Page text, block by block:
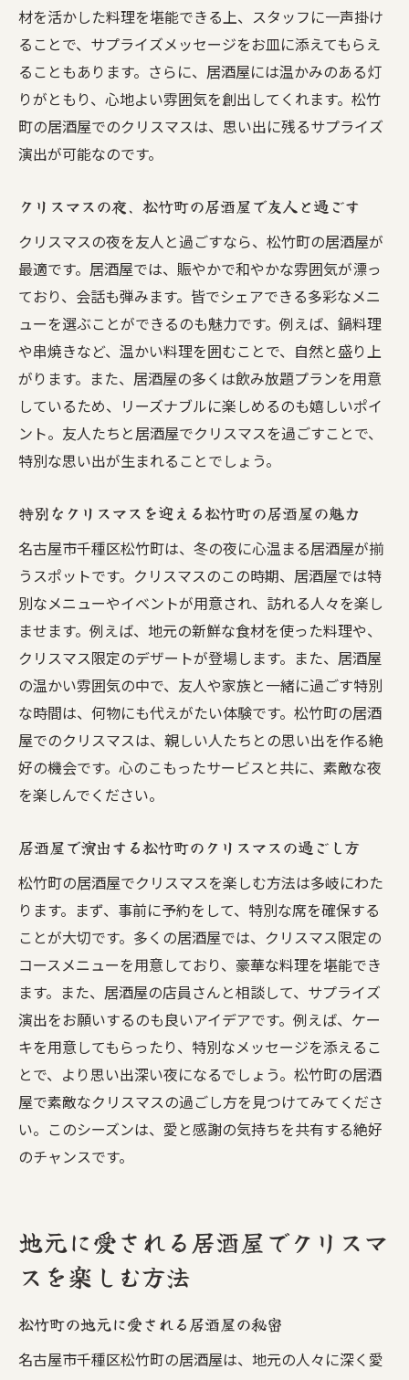
材を活かした料理を堪能できる上、スタッフに一声掛け
ることで、サプライズメッセージをお皿に添えてもらえ
ることもあります。さらに、居酒屋には温かみのある灯
りがともり、心地よい雰囲気を創出してくれます。松竹
町の居酒屋でのクリスマスは、思い出に残るサプライズ
演出が可能なのです。
クリスマスの夜、松竹町の居酒屋で友人と過ごす
クリスマスの夜を友人と過ごすなら、松竹町の居酒屋が
最適です。居酒屋では、賑やかで和やかな雰囲気が漂っ
ており、会話も弾みます。皆でシェアできる多彩なメニ
ューを選ぶことができるのも魅力です。例えば、鍋料理
や串焼きなど、温かい料理を囲むことで、自然と盛り上
がります。また、居酒屋の多くは飲み放題プランを用意
しているため、リーズナブルに楽しめるのも嬉しいポイ
ント。友人たちと居酒屋でクリスマスを過ごすことで、
特別な思い出が生まれることでしょう。
特別なクリスマスを迎える松竹町の居酒屋の魅力
名古屋市千種区松竹町は、冬の夜に心温まる居酒屋が揃
うスポットです。クリスマスのこの時期、居酒屋では特
別なメニューやイベントが用意され、訪れる人々を楽し
ませます。例えば、地元の新鮮な食材を使った料理や、
クリスマス限定のデザートが登場します。また、居酒屋
の温かい雰囲気の中で、友人や家族と一緒に過ごす特別
な時間は、何物にも代えがたい体験です。松竹町の居酒
屋でのクリスマスは、親しい人たちとの思い出を作る絶
好の機会です。心のこもったサービスと共に、素敵な夜
を楽しんでください。
居酒屋で演出する松竹町のクリスマスの過ごし方
松竹町の居酒屋でクリスマスを楽しむ方法は多岐にわた
ります。まず、事前に予約をして、特別な席を確保する
ことが大切です。多くの居酒屋では、クリスマス限定の
コースメニューを用意しており、豪華な料理を堪能でき
ます。また、居酒屋の店員さんと相談して、サプライズ
演出をお願いするのも良いアイデアです。例えば、ケー
キを用意してもらったり、特別なメッセージを添えるこ
とで、より思い出深い夜になるでしょう。松竹町の居酒
屋で素敵なクリスマスの過ごし方を見つけてみてくださ
い。このシーズンは、愛と感謝の気持ちを共有する絶好
のチャンスです。
地元に愛される居酒屋でクリスマ
スを楽しむ方法
松竹町の地元に愛される居酒屋の秘密
名古屋市千種区松竹町の居酒屋は、地元の人々に深く愛